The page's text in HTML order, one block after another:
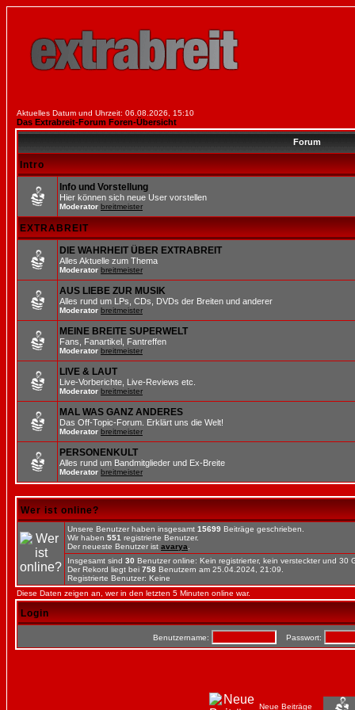
Aktuelles Datum und Uhrzeit: 06.08.2026, 15:10
Das Extrabreit-Forum Foren-Übersicht
Forum
Intro
Info und Vorstellung
Hier können sich neue User vorstellen
Moderator breitmeister
EXTRABREIT
DIE WAHRHEIT ÜBER EXTRABREIT
Alles Aktuelle zum Thema
Moderator breitmeister
AUS LIEBE ZUR MUSIK
Alles rund um LPs, CDs, DVDs der Breiten und anderer
Moderator breitmeister
MEINE BREITE SUPERWELT
Fans, Fanartikel, Fantreffen
Moderator breitmeister
LIVE & LAUT
Live-Vorberichte, Live-Reviews etc.
Moderator breitmeister
MAL WAS GANZ ANDERES
Das Off-Topic-Forum. Erklärt uns die Welt!
Moderator breitmeister
PERSONENKULT
Alles rund um Bandmitglieder und Ex-Breite
Moderator breitmeister
Wer ist online?
Unsere Benutzer haben insgesamt 15699 Beiträge geschrieben.
Wir haben 551 registrierte Benutzer.
Der neueste Benutzer ist avarya
Insgesamt sind 30 Benutzer online: Kein registrierter, kein versteckter und
Der Rekord liegt bei 758 Benutzern am 25.04.2024, 21:09.
Registrierte Benutzer: Keine
Diese Daten zeigen an, wer in den letzten 5 Minuten online war.
Login
Benutzername: Passwort:
Neue Beiträge